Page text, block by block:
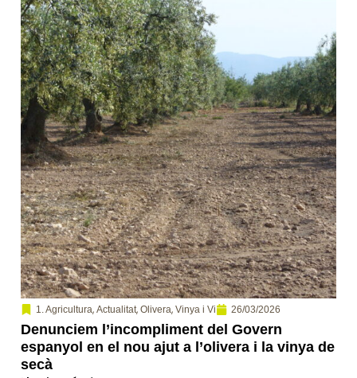
1. Agricultura, Actualitat, Olivera, Vinya i Vi 26/03/2026
Denunciem l’incompliment del Govern
espanyol en el nou ajut a l’olivera i la vinya de
secà